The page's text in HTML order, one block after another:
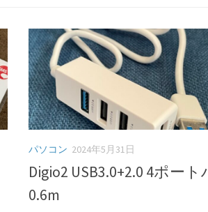
パソコン 2024年5月31日
Digio2 USB3.0+2.0 4ポー
0.6m